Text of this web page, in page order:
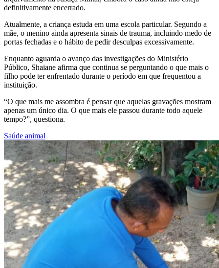
definitivamente encerrado.
Atualmente, a criança estuda em uma escola particular. Segundo a
mãe, o menino ainda apresenta sinais de trauma, incluindo medo de
portas fechadas e o hábito de pedir desculpas excessivamente.
Enquanto aguarda o avanço das investigações do Ministério
Público, Shaiane afirma que continua se perguntando o que mais o
filho pode ter enfrentado durante o período em que frequentou a
instituição.
“O que mais me assombra é pensar que aquelas gravações mostram
apenas um único dia. O que mais ele passou durante todo aquele
tempo?”, questiona.
Saúde animal